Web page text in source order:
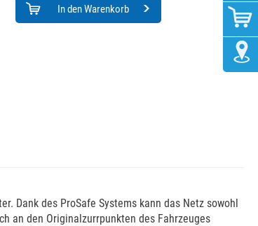
In den Warenkorb
Dank des ProSafe Systems kann das Netz sowohl
an den Originalzurrpunkten des Fahrzeuges